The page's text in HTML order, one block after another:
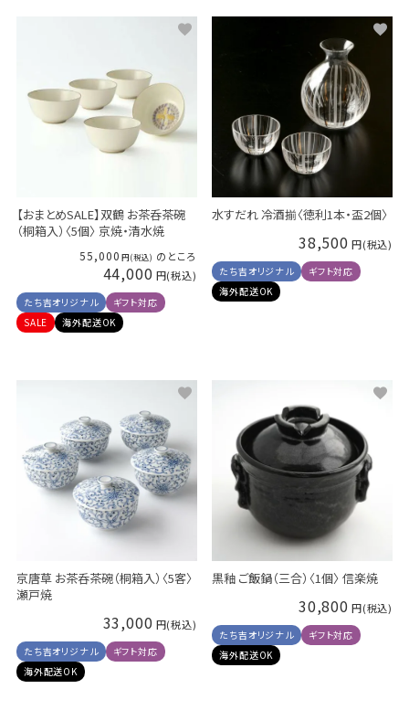
【おまとめSALE】双鶴 お茶呑茶碗
（桐箱入）〈5個〉 京焼・清水焼
55,000 のところ
44,000
たち吉オリジナル
ギフト対応
SALE
海外配送OK
水すだれ 冷酒揃〈徳利1本・盃2個〉
38,500
たち吉オリジナル
ギフト対応
海外配送OK
京唐草 お茶呑茶碗（桐箱入）〈5客〉
瀬戸焼
33,000
たち吉オリジナル
ギフト対応
海外配送OK
黒釉 ご飯鍋（三合）〈1個〉 信楽焼
30,800
たち吉オリジナル
ギフト対応
海外配送OK